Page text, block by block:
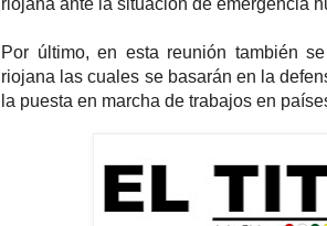
riojana ante la situación de emergencia
Por último, en esta reunión también
riojana las cuales se basarán en la
la puesta en marcha de trabajos en